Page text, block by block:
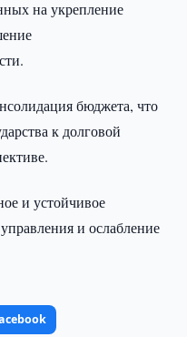
на укрепление
бюджета, что
к долговой
и устойчивое
и ослабление